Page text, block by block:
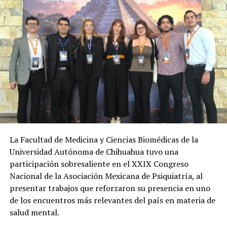
La Facultad de Medicina y Ciencias Biomédicas de la
Universidad Autónoma de Chihuahua tuvo una
participación sobresaliente en el XXIX Congreso
Nacional de la Asociación Mexicana de Psiquiatría, al
presentar trabajos que reforzaron su presencia en uno
de los encuentros más relevantes del país en materia de
salud mental.